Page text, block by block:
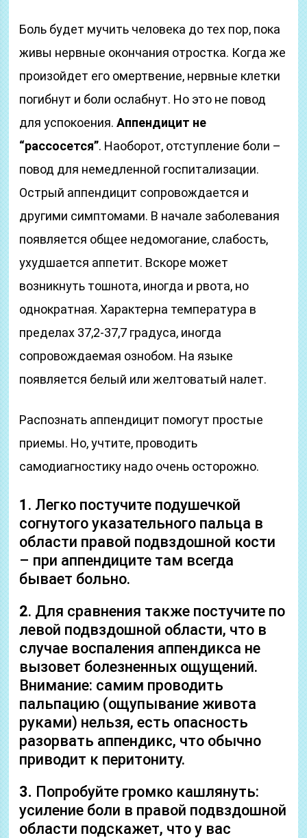
Боль будет мучить человека до тех пор, пока
живы нервные окончания отростка. Когда же
произойдет его омертвение, нервные клетки
погибнут и боли ослабнут. Но это не повод
для успокоения.Аппендицит не
“рассосется”. Наоборот, отступление боли –
повод для немедленной госпитализации.
Острый аппендицит сопровождается и
другими симптомами. В начале заболевания
появляется общее недомогание, слабость,
ухудшается аппетит. Вскоре может
возникнуть тошнота, иногда и рвота, но
однократная. Характерна температура в
пределах 37,2-37,7 градуса, иногда
сопровождаемая ознобом. На языке
появляется белый или желтоватый налет.
Распознать аппендицит помогут простые
приемы. Но, учтите, проводить
самодиагностику надо очень осторожно.
1 . Легко постучите подушечкой
согнутого указательного пальца в
области правой подвздошной кости
– при аппендиците там всегда
бывает больно.
2. Для сравнения также постучите по
левой подвздошной области, что в
случае воспаления аппендикса не
вызовет болезненных ощущений.
Внимание: самим проводить
пальпацию (ощупывание живота
руками) нельзя, есть опасность
разорвать аппендикс, что обычно
приводит к перитониту.
3. Попробуйте громко кашлянуть:
усиление боли в правой подвздошной
области подскажет, что у вас